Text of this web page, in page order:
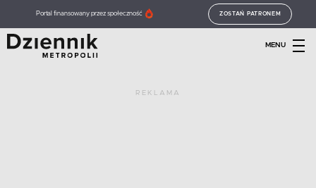
Portal finansowany przez społeczność ZOSTAŃ PATRONEM
MENU
REKLAMA